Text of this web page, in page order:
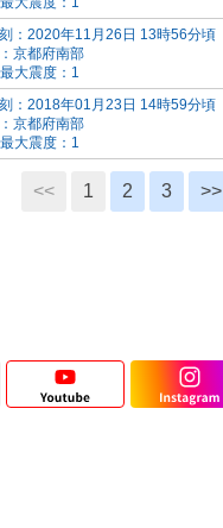
：2020年11月26日 13時56分頃
京都府南部
最大震度：1
：2018年01月23日 14時59分頃
京都府南部
最大震度：1
<< 1 2 3 >>